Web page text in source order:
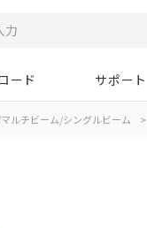
ード サポート
ルチビーム/シングルビーム >